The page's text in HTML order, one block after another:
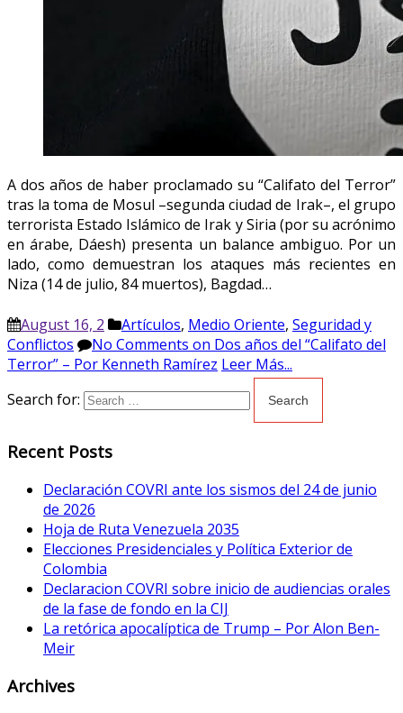
A dos años de haber proclamado su “Califato del Terror”
tras la toma de Mosul –segunda ciudad de Irak–, el grupo
terrorista Estado Islámico de Irak y Siria (por su acrónimo
en árabe, Dáesh) presenta un balance ambiguo. Por un
lado, como demuestran los ataques más recientes en
Niza (14 de julio, 84 muertos), Bagdad…
August 16, 2 Artículos, Medio Oriente, Seguridad y
Conflictos
No Comments on Dos años del “Califato del
Terror” – Por Kenneth Ramírez Leer Más...
Search for:
Recent Posts
Declaración COVRI ante los sismos del 24 de junio
de 2026
Hoja de Ruta Venezuela 2035
Elecciones Presidenciales y Política Exterior de
Colombia
Declaracion COVRI sobre inicio de audiencias orales
de la fase de fondo en la CIJ
La retórica apocalíptica de Trump – Por Alon Ben-
Meir
Archives